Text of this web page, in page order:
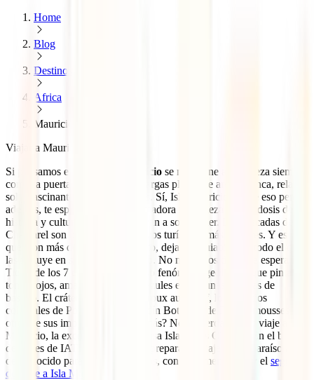
Home
Blog
Destinos
Africa
Mauricio
Viajar a Mauricio
Si pensamos en
Viajar a Mauricio se nos viene a la cabeza siempre
como la puerta a un paraíso de largas playas de arena blanca, relax,
sol y fascinantes aguas turquesas. Sí, Isla Mauricio ofrece eso pero,
además, te espera con una abrumadora naturaleza y altas dosis de
historia y cultura que seguro te van a sorprender. Las cascadas de
Chamarel son uno de sus atractivos turísticos más potentes. Y es
que, con más de 80 metros de alto, dejan boquiabierto a todo el que
las incluye en su viaje a Mauricio. No muy lejos de ahí te espera la
Tierra de los 7 colores, un curioso fenómeno geológico que pinta de
tonos rojos, amarillos, verdes y azules estas dunas repletas de
basalto. El cráter volcánico de Troux aux Cerf, los edificios
coloniales de Port Louis o el Jardín Botánico de Pamplemousses son
otros de sus imperdibles. ¿Uno más? No te pierdas, en tu viaje a
Mauricio, la excursión a la preciosa Isla de los Ciervos. En el blog
de viajes de IATI te ayudamos a preparar el viaje a este paraíso aún
desconocido para muchos viajeros, con documentación y el seguro
de viaje a Isla Mauricio